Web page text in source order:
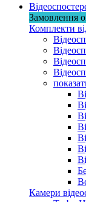
Замовлення
Комплекти
Камери